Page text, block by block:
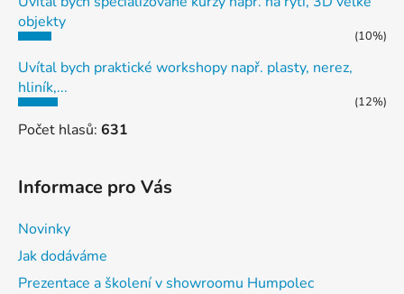
objekty
(10%)
Uvítal bych praktické workshopy např. plasty, nerez,
hliník,...
(12%)
Počet hlasů: 631
Informace pro Vás
Novinky
Jak dodáváme
Prezentace a školení v showroomu Humpolec